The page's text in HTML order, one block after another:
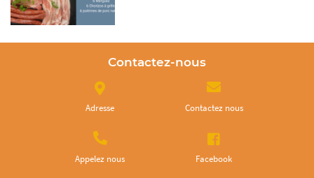
Contactez-nous
Adresse Contactez nous
Appelez nous Facebook